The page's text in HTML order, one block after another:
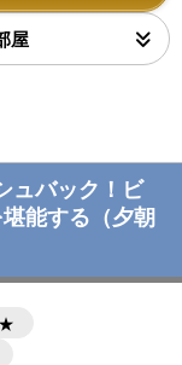
屋
ュバック！ビ
能する（夕朝